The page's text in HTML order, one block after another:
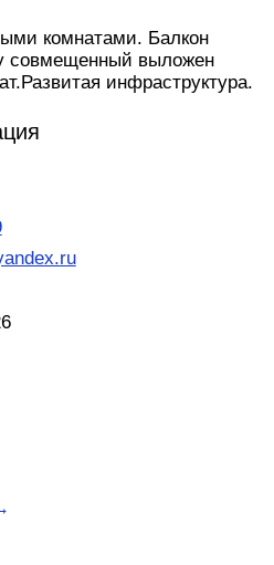
комнатами. Балкон
совмещенный выложен
инфраструктура.